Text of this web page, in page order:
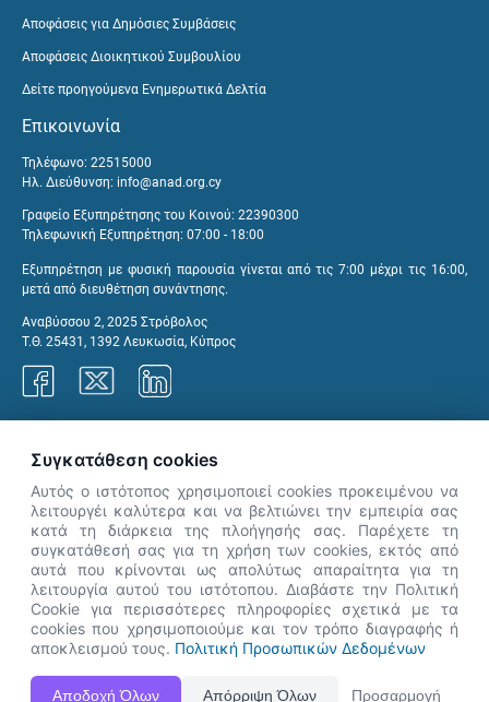
Αποφάσεις για Δημόσιες Συμβάσεις
Αποφάσεις Διοικητικού Συμβουλίου
Δείτε προηγούμενα Ενημερωτικά Δελτία
Επικοινωνία
Τηλέφωνο: 22515000
Ηλ. Διεύθυνση: info@anad.org.cy
Γραφείο Εξυπηρέτησης του Κοινού: 22390300
Τηλεφωνική Εξυπηρέτηση: 07:00 - 18:00
Εξυπηρέτηση με φυσική παρουσία γίνεται από τις 7:00 μέχρι τις 16:00,
μετά από διευθέτηση συνάντησης.
Αναβύσσου 2, 2025 Στρόβολος
Τ.Θ. 25431, 1392 Λευκωσία, Κύπρος
Η Ιστοσελίδα ΑνΑΔ είναι πλήρως συμβατή με τις νεότερες εκδόσεις, Google Chrome, Mozilla Firefox,
Apple Safari καθώς και Internet Explorer.
👋 Καλώς ήρθες! Είμαι η Νόησις.
Πες μου πώς μπορώ να σε βοηθήσω
σήμερα.
Συγκατάθεση cookies
Αυτός ο ιστότοπος χρησιμοποιεί cookies προκειμένου να
λειτουργέι καλύτερα και να βελτιώνει την εμπειρία σας
κατά τη διάρκεια της πλοήγησής σας. Παρέχετε τη
συγκατάθεσή σας για τη χρήση των cookies, εκτός από
αυτά που κρίνονται ως απολύτως απαραίτητα για τη
λειτουργία αυτού του ιστότοπου. Διαβάστε την Πολιτική
Cookie για περισσότερες πληροφορίες σχετικά με τα
cookies που χρησιμοποιούμε και τον τρόπο διαγραφής ή
αποκλεισμού τους. Πολιτική Προσωπικών Δεδομένων
Αποδοχή Όλων Απόρριψη Όλων Προσαρμογή